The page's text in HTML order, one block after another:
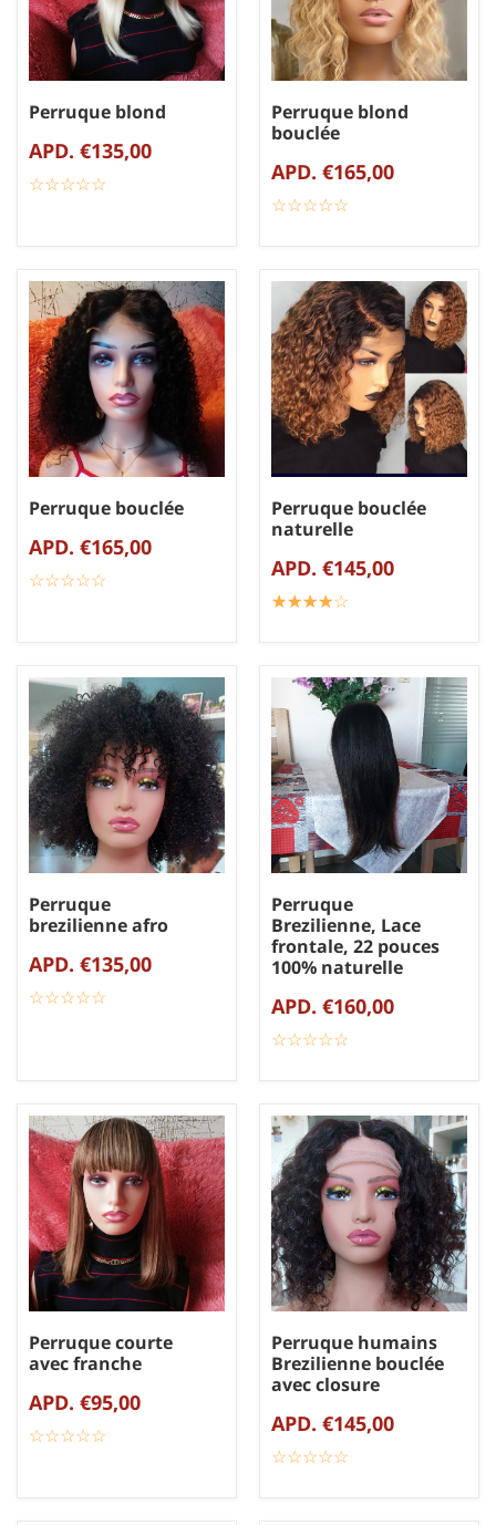
Perruque blond
APD. €135,00
☆☆☆☆☆
★★★★★
Perruque blond
bouclée
APD. €165,00
☆☆☆☆☆
★★★★★
Perruque bouclée
APD. €165,00
☆☆☆☆☆
★★★★★
Perruque bouclée
naturelle
APD. €145,00
☆☆☆☆☆
★★★★★
Perruque
brezilienne afro
APD. €135,00
☆☆☆☆☆
★★★★★
Perruque
Brezilienne, Lace
frontale, 22 pouces
100% naturelle
APD. €160,00
☆☆☆☆☆
★★★★★
Perruque courte
avec franche
APD. €95,00
☆☆☆☆☆
★★★★★
Perruque humains
Brezilienne bouclée
avec closure
APD. €145,00
☆☆☆☆☆
★★★★★